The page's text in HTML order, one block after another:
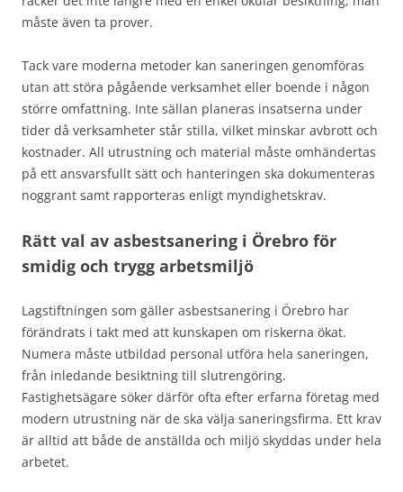
måste även ta prover.
Tack vare moderna metoder kan saneringen genomföras
utan att störa pågående verksamhet eller boende i någon
större omfattning. Inte sällan planeras insatserna under
tider då verksamheter står stilla, vilket minskar avbrott och
kostnader. All utrustning och material måste omhändertas
på ett ansvarsfullt sätt och hanteringen ska dokumenteras
noggrant samt rapporteras enligt myndighetskrav.
Rätt val av asbestsanering i Örebro för
smidig och trygg arbetsmiljö
Lagstiftningen som gäller asbestsanering i Örebro har
förändrats i takt med att kunskapen om riskerna ökat.
Numera måste utbildad personal utföra hela saneringen,
från inledande besiktning till slutrengöring.
Fastighetsägare söker därför ofta efter erfarna företag med
modern utrustning när de ska välja saneringsfirma. Ett krav
är alltid att både de anställda och miljö skyddas under hela
arbetet.